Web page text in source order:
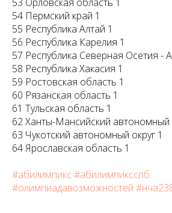
54 Пермский край 1
55 Республика Алтай 1
56 Республика Карелия 1
57 Республика Северная Осетия -
58 Республика Хакасия 1
59 Ростовская область 1
60 Рязанская область 1
61 Тульская область 1
62 Ханты-Мансийский автономный
63 Чукотский автономный округ 1
64 Ярославская область 1
#абилимпикс #абилимпиксспб
#олимпиадавозможностей